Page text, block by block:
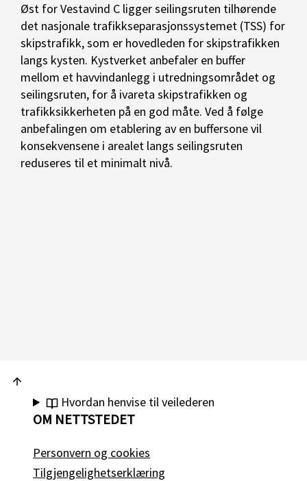
Øst for Vestavind C ligger seilingsruten tilhørende
det nasjonale trafikkseparasjonssystemet (TSS) for
skipstrafikk, som er hovedleden for skipstrafikken
langs kysten. Kystverket anbefaler en buffer
mellom et havvindanlegg i utredningsområdet og
seilingsruten, for å ivareta skipstrafikken og
trafikksikkerheten på en god måte. Ved å følge
anbefalingen om etablering av en buffersone vil
konsekvensene i arealet langs seilingsruten
reduseres til et minimalt nivå.
Hvordan henvise til veilederen
OM NETTSTEDET
Personvern og cookies
Tilgjengelighetserklæring